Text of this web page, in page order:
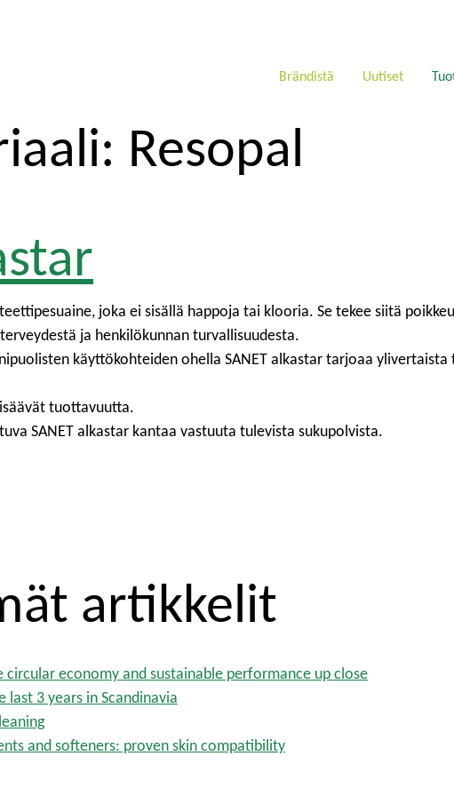
Brändistä Uutiset
Resopal
joka ei sisällä happoja tai klooria. Se tekee siitä
ja henkilökunnan turvallisuudesta.
käyttökohteiden ohella SANET alkastar tarjoaa
tuottavuutta.
SANET alkastar kantaa vastuuta tulevista sukupolvista.
artikkelit
economy and sustainable performance up close
last 3 years in Scandinavia
and softeners: proven skin compatibility